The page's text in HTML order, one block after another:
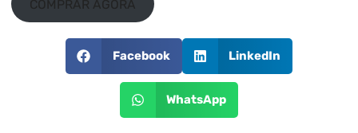
COMPRAR AGORA
Facebook LinkedIn
WhatsApp